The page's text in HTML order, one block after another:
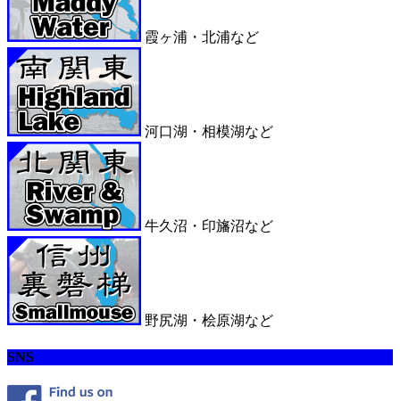
霞ヶ浦・北浦など
河口湖・相模湖など
牛久沼・印旛沼など
野尻湖・桧原湖など
SNS